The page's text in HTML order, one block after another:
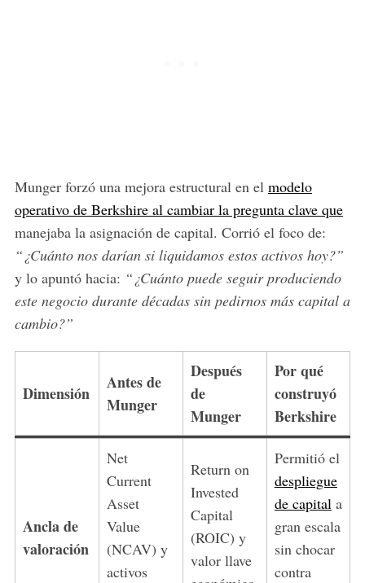
Munger forzó una mejora estructural en el modelo
operativo de Berkshire al cambiar la pregunta clave que
manejaba la asignación de capital. Corrió el foco de:
“¿Cuánto nos darían si liquidamos estos activos hoy?”
y lo apuntó hacia: “¿Cuánto puede seguir produciendo
este negocio durante décadas sin pedirnos más capital a
cambio?”
Dimensión
Antes de
Munger
Después
de
Munger
Por qué
construyó
Berkshire
Ancla de
valoración
Net
Current
Asset
Value
(NCAV) y
activos
Return on
Invested
Capital
(ROIC) y
valor llave
Permitió el
despliegue
de capital a
gran escala
sin chocar
contra